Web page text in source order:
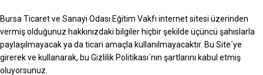
Bursa Ticaret ve Sanayi Odası Eğitim Vakfı internet sitesi üzerinden
vermiş olduğunuz hakkınızdaki bilgiler hiçbir şekilde üçüncü şahıslarla
paylaşılmayacak ya da ticari amaçla kullanılmayacaktır. Bu Site´ye
girerek ve kullanarak, bu Gizlilik Politikası´nın şartlarını kabul etmiş
oluyorsunuz.